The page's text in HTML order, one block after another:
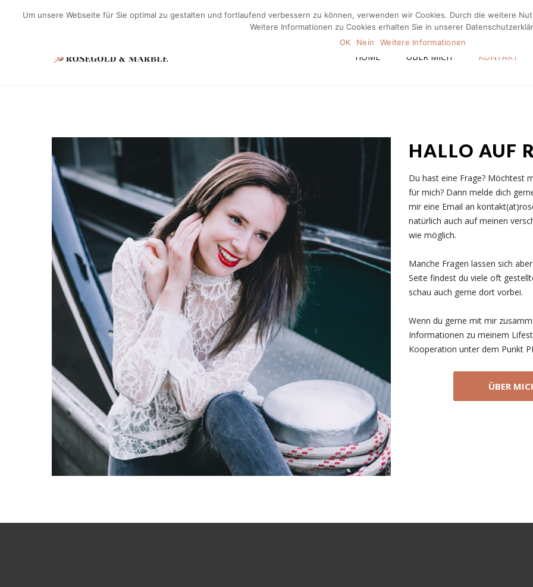
Home
HOME ÜBER MICH KONTAKT
HALLO AUF
Du hast eine Frage? Möchtest
für mich? Dann melde dich
mir eine Email an
natürlich auch auf meinen
wie möglich.
Manche Fragen lassen sich
Seite findest du viele oft
schau auch gerne dort vorbei.
Wenn du gerne mit mir
Informationen zu meinem
Kooperation unter dem Punkt
ÜBER
Um unsere Webseite für Sie optimal zu gestalten und fortlaufend verbessern zu können, verwenden wir Cookies. Durch die weitere
Weitere Informationen zu Cookies erhalten Sie in unserer
OK
Nein Weitere Informationen